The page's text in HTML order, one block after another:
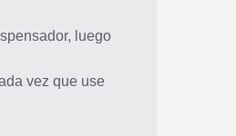
luego
vez que use